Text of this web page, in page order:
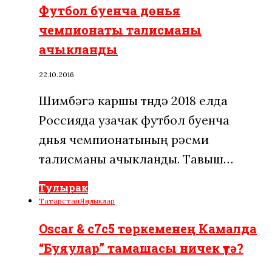
Футбол буенча дөнья
чемпионаты талисманы
ачыкланды
22.10.2016
Шимбәгә каршы төндә 2018 елда
Россияда узачак футбол буенча
дөнья чемпионатының рәсми
талисманы ачыкланды. Тавыш…
Тулырак
ТатарстанЯңалыклар
Oscar & c7c5 төркеменең Камалда
“Буяулар” тамашасы ничек үтә?